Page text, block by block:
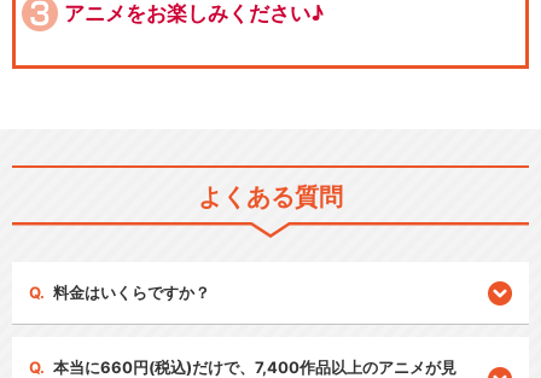
アニメをお楽しみください♪
よくある質問
料金はいくらですか？
本当に660円(税込)だけで、7,400作品以上のアニメが見